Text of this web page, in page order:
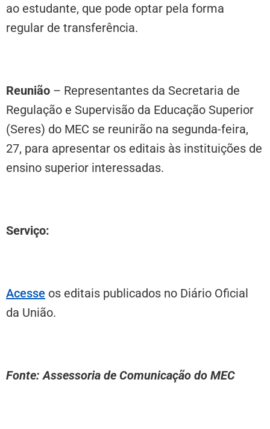
ao estudante, que pode optar pela forma
regular de transferência.
Reunião – Representantes da Secretaria de
Regulação e Supervisão da Educação Superior
(Seres) do MEC se reunirão na segunda-feira,
27, para apresentar os editais às instituições de
ensino superior interessadas.
Serviço:
Acesse os editais publicados no Diário Oficial
da União.
Fonte: Assessoria de Comunicação do MEC